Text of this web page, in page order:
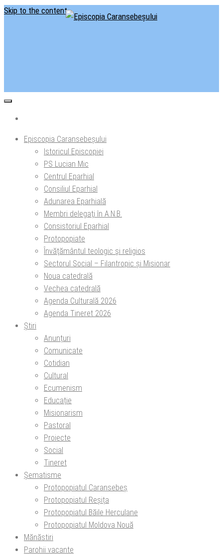
Skip to the content
Episcopia Caransebeșului
Istoricul Episcopiei
PS Lucian Mic
Centrul Eparhial
Consiliul Eparhial
Adunarea Eparhială
Membri delegaţi în A.N.B.
Consistoriul Eparhial
Protopopiate
Învăţământul teologic şi religios
Sectorul Social – Filantropic și Misionar
Noua catedrală
Vechea catedrală
Agenda Culturală 2026
Agenda Tineret 2026
Știri
Anunțuri
Comunicate
Cotidian
Cultural
Ecumenism
Educație
Misionarism
Pastoral
Proiecte
Social
Tineret
Șematisme
Protopopiatul Caransebeș
Protopopiatul Reșița
Protopopiatul Băile Herculane
Protopopiatul Moldova Nouă
Mănăstiri
Parohii vacante